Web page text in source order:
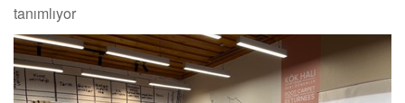
tanımlıyor